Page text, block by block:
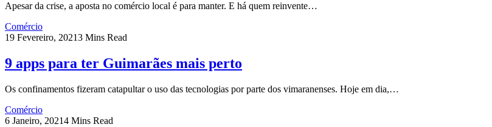
Apesar da crise, a aposta no comércio local é para manter. E há quem reinvente…
Comércio
19 Fevereiro, 20213 Mins Read
9 apps para ter Guimarães mais perto
Os confinamentos fizeram catapultar o uso das tecnologias por parte dos vimaranenses. Hoje em dia,…
Comércio
6 Janeiro, 20214 Mins Read